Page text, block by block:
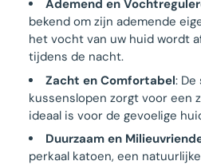
Ademend en
bekend om zijn ademende
het vocht van uw huid wordt
tijdens de nacht.
Zacht en Comfortabel:
kussenslopen zorgt voor een
ideaal is voor de gevoelige
Duurzaam en
perkaal katoen, een